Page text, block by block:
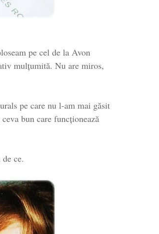
pe cel de la Avon
mulțumită. Nu are miros,
pe care nu l-am mai găsit
bun care funcționează
ce.